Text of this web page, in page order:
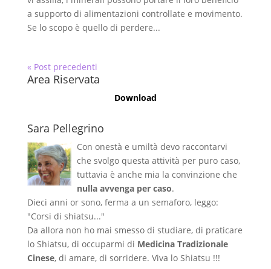
a supporto di alimentazioni controllate e movimento.
Se lo scopo è quello di perdere...
« Post precedenti
Area Riservata
Download
Sara Pellegrino
Con onestà e umiltà devo raccontarvi
che svolgo questa attività per puro caso,
tuttavia è anche mia la convinzione che
nulla avvenga per caso.
Dieci anni or sono, ferma a un semaforo, leggo:
"Corsi di shiatsu..."
Da allora non ho mai smesso di studiare, di praticare
lo Shiatsu, di occuparmi di Medicina Tradizionale
Cinese, di amare, di sorridere. Viva lo Shiatsu !!!